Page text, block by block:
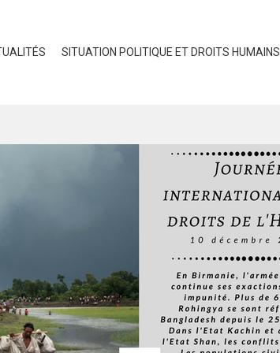
SITUATION POLITIQUE ET DROITS HUMAINS